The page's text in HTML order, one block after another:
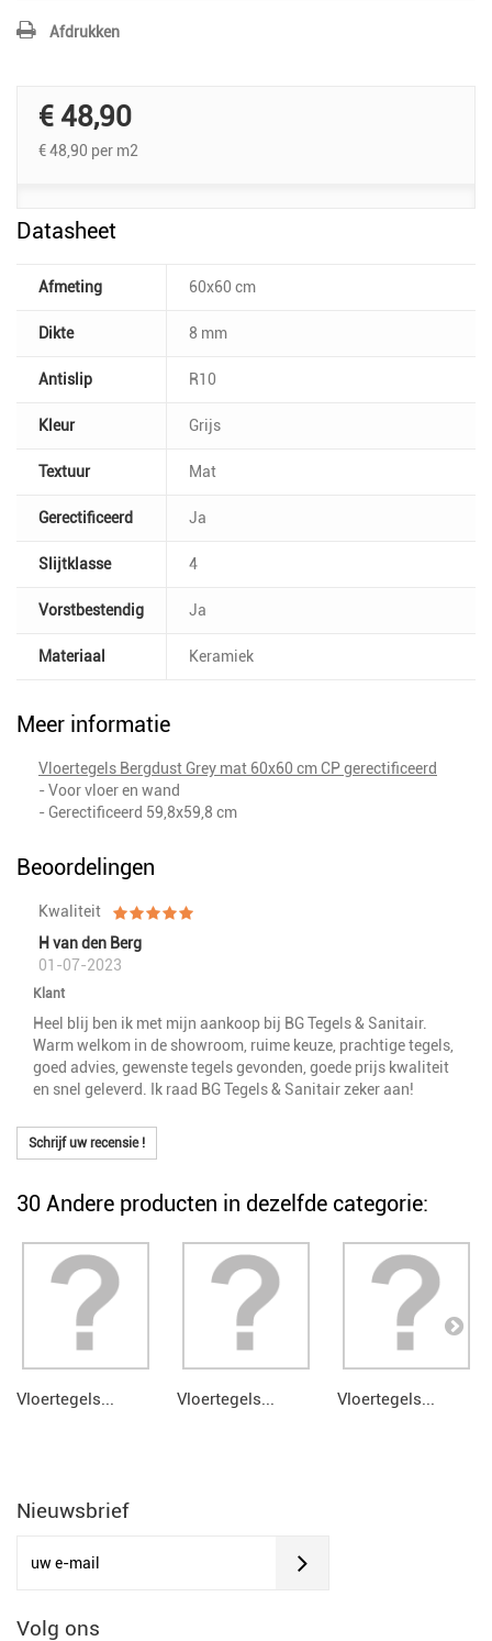
Afdrukken
€ 48,90
€ 48,90 per m2
Datasheet
Afmeting 60x60 cm
Dikte 8 mm
Antislip R10
Kleur Grijs
Textuur Mat
Gerectificeerd Ja
Slijtklasse 4
Vorstbestendig Ja
Materiaal Keramiek
Meer informatie
Vloertegels Bergdust Grey mat 60x60 cm CP gerectificeerd
- Voor vloer en wand
- Gerectificeerd 59,8x59,8 cm
Beoordelingen
Kwaliteit
H van den Berg
01-07-2023
Klant
Heel blij ben ik met mijn aankoop bij BG Tegels & Sanitair.
Warm welkom in de showroom, ruime keuze, prachtige tegels,
goed advies, gewenste tegels gevonden, goede prijs kwaliteit
en snel geleverd. Ik raad BG Tegels & Sanitair zeker aan!
Schrijf uw recensie !
30 Andere producten in dezelfde categorie:
Vloertegels... Vloertegels... Vloertegels...
Nieuwsbrief
Volg ons